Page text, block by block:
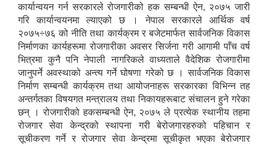
कार्यान्वयन गर्न सरकारले रोजगारीको हक सम्बन्धी ऐन, २०७५ जारी
गरि कार्यान्वयनमा ल्याएको छ । नेपाल सरकारले आर्थिक वर्ष
२०७५÷७६ को नीति तथा कार्यक्रम र बजेटमार्फत सार्वजनिक विकास
निर्माणका कार्यहरूमा रोजगारीका अवसर सिर्जना गरी आगामी पाँच वर्ष
भित्रमा कुनै पनि नेपाली नागरिकले वाध्यताले वैदेशिक रोजगारीमा
जानुपर्ने अवस्थाको अन्त्य गर्ने घोषणा गरेको छ । सार्वजनिक विकास
निर्माण सम्बन्धी कार्यक्रम तथा आयोजनाहरू सरकारका विभिन्न तह
अन्तर्गतका विषयगत मन्त्रालय तथा निकायहरूबाट संचालन हुने गरेका
छन् । रोजगारीको हकसम्बन्धी ऐन, २०७५ ले प्रत्येक स्थानीय तहमा
रोजगार सेवा केन्द्रको स्थापना गरी बेरोजगारहरुको पहिचान र
सूचीकरण गर्ने र रोजगार सेवा केन्द्रमा सूचीकृत भएका बेरोजगार